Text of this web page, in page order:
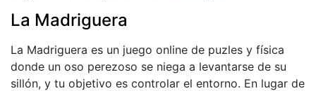
La Madriguera
La Madriguera es un juego online de puzles y física
donde un oso perezoso se niega a levantarse de su
sillón, y tu objetivo es controlar el entorno. En lugar de